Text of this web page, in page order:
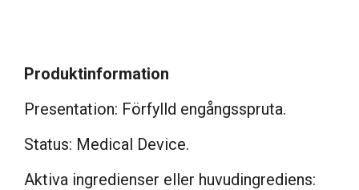
Produktinformation
Presentation: Förfylld engångsspruta.
Status: Medical Device.
Aktiva ingredienser eller huvudingrediens: